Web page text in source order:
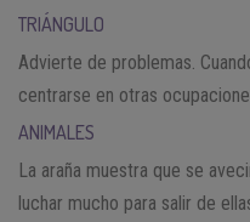
TRIÁNGULO
Advierte de problemas.
centrarse en otras
ANIMALES
La araña muestra que se
luchar mucho para salir de